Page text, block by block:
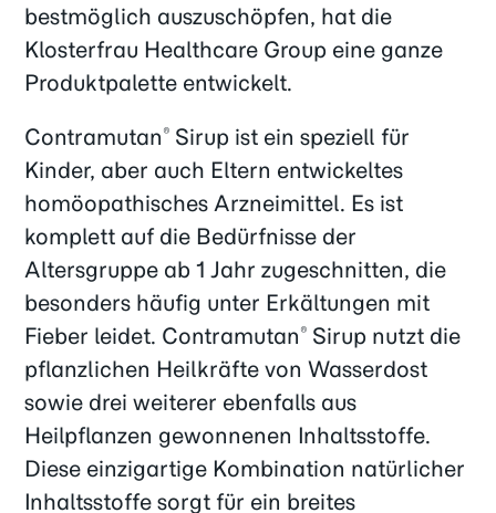
bestmöglich auszuschöpfen, hat die
Klosterfrau Healthcare Group eine ganze
Produktpalette entwickelt.
Contramutan ® Sirup ist ein speziell für
Kinder, aber auch Eltern entwickeltes
homöopathisches Arzneimittel. Es ist
komplett auf die Bedürfnisse der
Altersgruppe ab 1 Jahr zugeschnitten, die
besonders häufig unter Erkältungen mit
Fieber leidet. Contramutan ® Sirup nutzt die
pflanzlichen Heilkräfte von Wasserdost
sowie drei weiterer ebenfalls aus
Heilpflanzen gewonnenen Inhaltsstoffe.
Diese einzigartige Kombination natürlicher
Inhaltsstoffe sorgt für ein breites